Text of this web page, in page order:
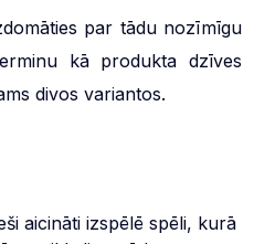
par tādu nozīmīgu
kā produkta dzīves
divos variantos.
aicināti izspēlē spēli, kurā